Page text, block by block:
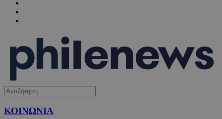
ΚΟΙΝΩΝΙΑ